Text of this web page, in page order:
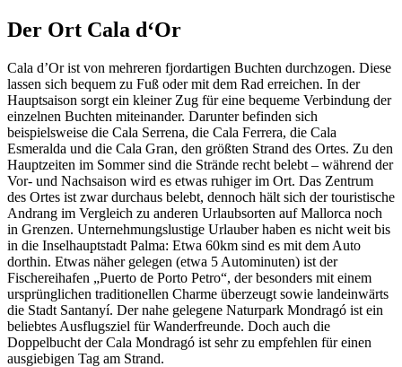
Der Ort Cala d‘Or
Cala d’Or ist von mehreren fjordartigen Buchten durchzogen. Diese
lassen sich bequem zu Fuß oder mit dem Rad erreichen. In der
Hauptsaison sorgt ein kleiner Zug für eine bequeme Verbindung der
einzelnen Buchten miteinander. Darunter befinden sich
beispielsweise die Cala Serrena, die Cala Ferrera, die Cala
Esmeralda und die Cala Gran, den größten Strand des Ortes. Zu den
Hauptzeiten im Sommer sind die Strände recht belebt – während der
Vor- und Nachsaison wird es etwas ruhiger im Ort. Das Zentrum
des Ortes ist zwar durchaus belebt, dennoch hält sich der touristische
Andrang im Vergleich zu anderen Urlaubsorten auf Mallorca noch
in Grenzen. Unternehmungslustige Urlauber haben es nicht weit bis
in die Inselhauptstadt Palma: Etwa 60km sind es mit dem Auto
dorthin. Etwas näher gelegen (etwa 5 Autominuten) ist der
Fischereihafen „Puerto de Porto Petro“, der besonders mit einem
ursprünglichen traditionellen Charme überzeugt sowie landeinwärts
die Stadt Santanyí. Der nahe gelegene Naturpark Mondragó ist ein
beliebtes Ausflugsziel für Wanderfreunde. Doch auch die
Doppelbucht der Cala Mondragó ist sehr zu empfehlen für einen
ausgiebigen Tag am Strand.